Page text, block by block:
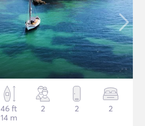
46 ft
14 m
2 2 2